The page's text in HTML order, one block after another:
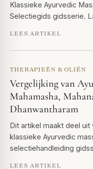
Klassieke Ayurvedic
Selectiegids gidsserie.
LEES ARTIKEL
THERAPIEËN & OLIËN
Vergelijking van
Mahamasha,
Dhanwantharam
Dit artikel maakt deel
klassieke Ayurvedic
selectiehandleiding
LEES ARTIKEL